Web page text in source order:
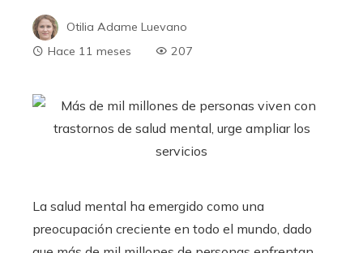
Otilia Adame Luevano
Hace 11 meses
207
La salud mental ha emergido como una
preocupación creciente en todo el mundo, dado